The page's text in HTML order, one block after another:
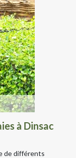
à Dinsac
de différents